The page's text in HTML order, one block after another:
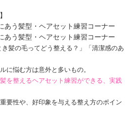
あう髪型・ヘアセット練習コーナー
あう髪型・ヘアセット練習コーナー
き髪の毛ってどう整える？」「清潔感のあ
に悩む方は意外と多いもの。
を整えるヘアセット練習ができる、実践
要性や、好印象を与える整え方のポイン